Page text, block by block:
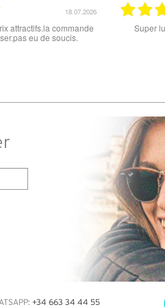
15.06.2026
parfait , que ce soit le produit commandé
ou la livraison . merci
+34 663 34 44 55